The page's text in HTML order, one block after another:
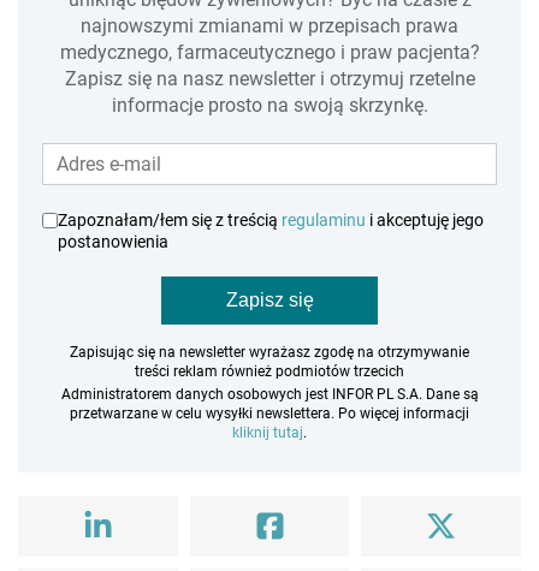
najnowszymi zmianami w przepisach prawa
medycznego, farmaceutycznego i praw pacjenta?
Zapisz się na nasz newsletter i otrzymuj rzetelne
informacje prosto na swoją skrzynkę.
Zapoznałam/łem się z treścią regulaminu i akceptuję jego
postanowienia
Zapisz się
Zapisując się na newsletter wyrażasz zgodę na otrzymywanie
treści reklam również podmiotów trzecich
Administratorem danych osobowych jest INFOR PL S.A. Dane są
przetwarzane w celu wysyłki newslettera. Po więcej informacji
kliknij tutaj.